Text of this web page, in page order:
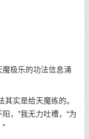
极乐的功法信息涌
实是给天魔练的。
，”我无力吐槽，“为